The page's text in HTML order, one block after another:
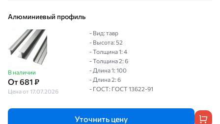
Алюминиевый профиль
В наличии
От 681 ₽
Цена от 17.07.2026
- Вид: тавр
- Высота: 52
- Толщина 1: 4
- Толщина 2: 6
- Длина 1: 100
- Длина 2: 6
- ГОСТ: ГОСТ 13622-91
Уточнить цену